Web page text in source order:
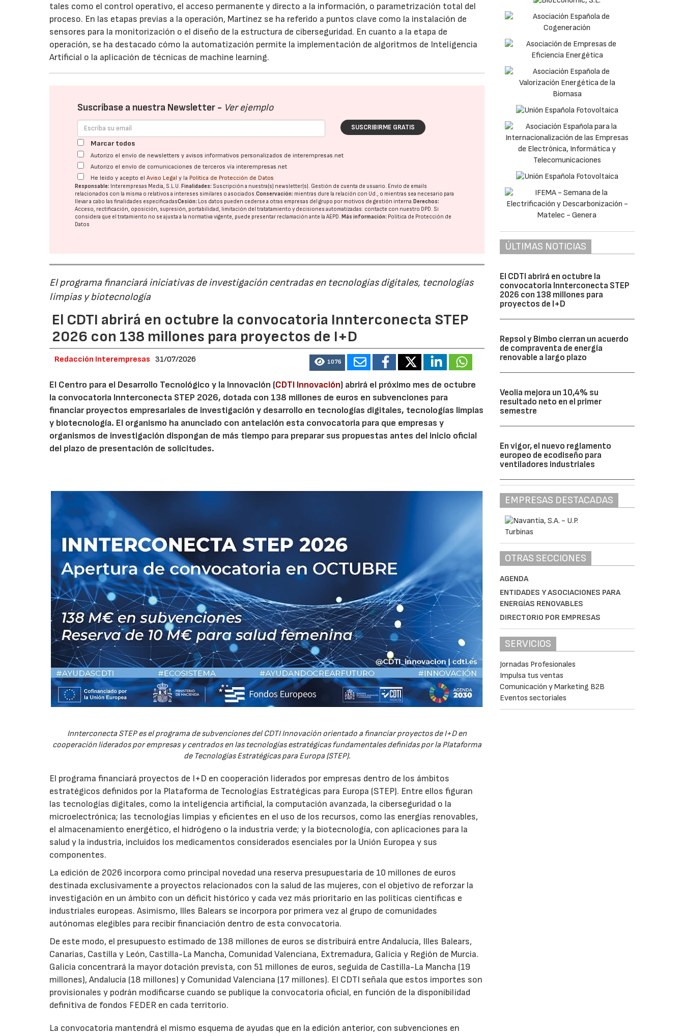
tales como el control operativo, el acceso permanente y directo a la información, o parametrización total del
proceso. En las etapas previas a la operación, Martínez se ha referido a puntos clave como la instalación de
sensores para la monitorización o el diseño de la estructura de ciberseguridad. En cuanto a la etapa de
operación, se ha destacado cómo la automatización permite la implementación de algoritmos de Inteligencia
Artificial o la aplicación de técnicas de machine learning.
Suscríbase a nuestra Newsletter - Ver ejemplo
SUSCRIBIRME GRATIS
Marcar todos
Autorizo el envío de newsletters y avisos informativos personalizados de interempresas.net
Autorizo el envío de comunicaciones de terceros vía interempresas.net
He leído y acepto elAviso Legal y la Política de Protección de Datos
Responsable: Interempresas Media, S.L.U.Finalidades: Suscripción a nuestra(s) newsletter(s). Gestión de cuenta de usuario. Envío de emails
relacionados con la misma o relativos a intereses similares o asociados.Conservación: mientras dure la relación con Ud., o mientras sea necesario para
llevar a cabo las finalidades especificadasCesión: Los datos pueden cederse a otras empresas del grupo por motivos de gestión interna.Derechos:
Acceso, rectificación, oposición, supresión, portabilidad, limitación del tratatamiento y decisiones automatizadas: contacte con nuestro DPD. Si
considera que el tratamiento no se ajusta a la normativa vigente, puede presentar reclamación ante laAEPD.Más información: Política de Protección de
Datos
El programa financiará iniciativas de investigación centradas en tecnologías digitales, tecnologías
limpias y biotecnología
El CDTI abrirá en octubre la convocatoria Innterconecta STEP
2026 con 138 millones para proyectos de I+D
Redacción Interempresas 31/07/2026 1076
El Centro para el Desarrollo Tecnológico y la Innovación (CDTI Innovación) abrirá el próximo mes de octubre
la convocatoria Innterconecta STEP 2026, dotada con 138 millones de euros en subvenciones para
financiar proyectos empresariales de investigación y desarrollo en tecnologías digitales, tecnologías limpias
y biotecnología. El organismo ha anunciado con antelación esta convocatoria para que empresas y
organismos de investigación dispongan de más tiempo para preparar sus propuestas antes del inicio oficial
del plazo de presentación de solicitudes.
Innterconecta STEP es el programa de subvenciones del CDTI Innovación orientado a financiar proyectos de I+D en
cooperación liderados por empresas y centrados en las tecnologías estratégicas fundamentales definidas por la Plataforma
de Tecnologías Estratégicas para Europa (STEP).
El programa financiará proyectos de I+D en cooperación liderados por empresas dentro de los ámbitos
estratégicos definidos por la Plataforma de Tecnologías Estratégicas para Europa (STEP). Entre ellos figuran
las tecnologías digitales, como la inteligencia artificial, la computación avanzada, la ciberseguridad o la
microelectrónica; las tecnologías limpias y eficientes en el uso de los recursos, como las energías renovables,
el almacenamiento energético, el hidrógeno o la industria verde; y la biotecnología, con aplicaciones para la
salud y la industria, incluidos los medicamentos considerados esenciales por la Unión Europea y sus
componentes.
La edición de 2026 incorpora como principal novedad una reserva presupuestaria de 10 millones de euros
destinada exclusivamente a proyectos relacionados con la salud de las mujeres, con el objetivo de reforzar la
investigación en un ámbito con un déficit histórico y cada vez más prioritario en las políticas científicas e
industriales europeas. Asimismo, Illes Balears se incorpora por primera vez al grupo de comunidades
autónomas elegibles para recibir financiación dentro de esta convocatoria.
De este modo, el presupuesto estimado de 138 millones de euros se distribuirá entre Andalucía, Illes Balears,
Canarias, Castilla y León, Castilla-La Mancha, Comunidad Valenciana, Extremadura, Galicia y Región de Murcia.
Galicia concentrará la mayor dotación prevista, con 51 millones de euros, seguida de Castilla-La Mancha (19
millones), Andalucía (18 millones) y Comunidad Valenciana (17 millones). El CDTI señala que estos importes son
provisionales y podrán modificarse cuando se publique la convocatoria oficial, en función de la disponibilidad
definitiva de fondos FEDER en cada territorio.
La convocatoria mantendrá el mismo esquema de ayudas que en la edición anterior, con subvenciones en
ÚLTIMAS NOTICIAS
El CDTI abrirá en octubre la
convocatoria Innterconecta STEP
2026 con 138 millones para
proyectos de I+D
Repsol y Bimbo cierran un acuerdo
de compraventa de energía
renovable a largo plazo
Veolia mejora un 10,4% su
resultado neto en el primer
semestre
En vigor, el nuevo reglamento
europeo de ecodiseño para
ventiladores industriales
EMPRESAS DESTACADAS
OTRAS SECCIONES
AGENDA
ENTIDADES Y ASOCIACIONES PARA
ENERGÍAS RENOVABLES
DIRECTORIO POR EMPRESAS
SERVICIOS
Jornadas Profesionales
Impulsa tus ventas
Comunicación y Marketing B2B
Eventos sectoriales